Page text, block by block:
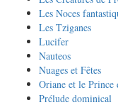
Les Noces
Les Tziganes
Lucifer
Nauteos
Nuages et Fêtes
Oriane et le Prince
Prélude dominical